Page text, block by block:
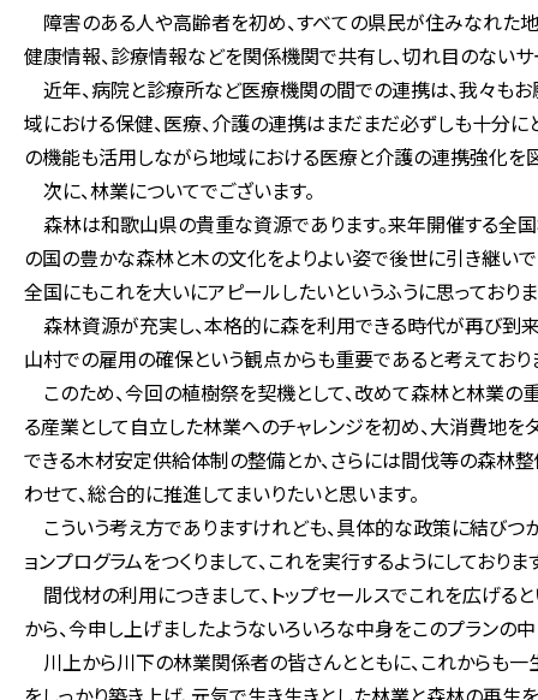
障害のある人や高齢者を初め、すべての県民が住みなれた
健康情報、診療情報などを関係機関で共有し、切れ目のないサ
近年、病院と診療所など医療機関の間での連携は、我々もお
域における保健、医療、介護の連携はまだまだ必ずしも十分
の機能も活用しながら地域における医療と介護の連携強化を
次に、林業についてでございます。
森林は和歌山県の貴重な資源であります。来年開催する全国
の国の豊かな森林と木の文化をよりよい姿で後世に引き継い
全国にもこれを大いにアピールしたいというふうに思っておりま
森林資源が充実し、本格的に森を利用できる時代が再び到
山村での雇用の確保という観点からも重要であると考えており
このため、今回の植樹祭を契機として、改めて森林と林業
る産業として自立した林業へのチャレンジを初め、大消費地
できる木材安定供給体制の整備とか、さらには間伐等の森林
わせて、総合的に推進してまいりたいと思います。
こういう考え方でありますけれども、具体的な政策に結びつ
ョンプログラムをつくりまして、これを実行するようにしておりま
間伐材の利用につきまして、トップセールスでこれを広げる
から、今申し上げましたようないろいろな中身をこのプランの
川上から川下の林業関係者の皆さんとともに、これからも